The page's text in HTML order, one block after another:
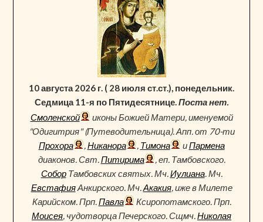
10 августа 2026 г. ( 28 июля ст.ст.), понедельник.
Седмица 11-я по Пятидесятнице.Поста нет.
Смоленской
иконы Божией Матери, именуемой
"Одигитрия" (Путеводительница). Апп. от 70-ти
Прохора
,Никанора , Тимона иПармена
диаконов. Свт.Питирима
, еп. Тамбовского.
СоборТамбовских святых. Мч.Иулиана. Мч.
ЕвстафияАнкирского. Мч.Акакия, иже в Милете
Карийском. Прп.Павла
Ксиропотамского. Прп.
Моисея, чудотворца Печерского. Сщмч.Николая